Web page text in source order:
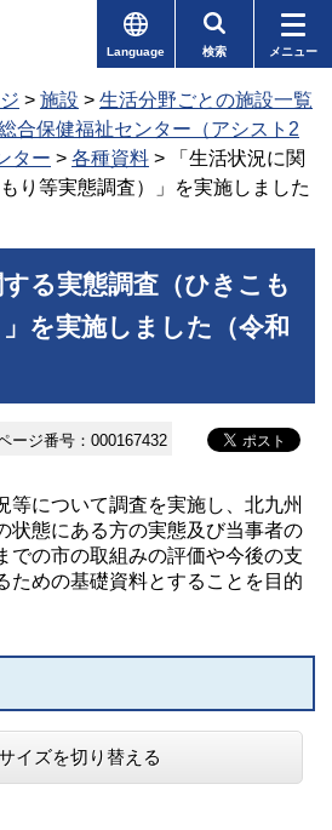
Language 検索 メニュー
> 施設 > 生活分野ごとの施設一覧
合保健福祉センター（アシスト2
ター > 各種資料 > 「生活状況に関
り等実態調査）」を実施しました
する実態調査（ひきこも
を実施しました（令和
ージ番号：000167432
等について調査を実施し、北九州
状態にある方の実態及び当事者の
での市の取組みの評価や今後の支
ための基礎資料とすることを目的
イズを切り替える